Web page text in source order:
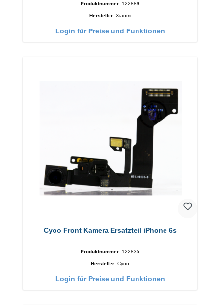
Produktnummer: 122889
Hersteller: Xiaomi
Login für Preise und Funktionen
Cyoo Front Kamera Ersatzteil iPhone 6s
Produktnummer: 122835
Hersteller: Cyoo
Login für Preise und Funktionen